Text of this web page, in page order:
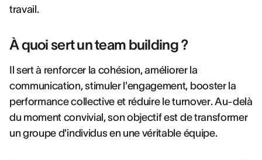
travail.
À quoi sert un team building ?
Il sert à renforcer la cohésion, améliorer la
communication, stimuler l'engagement, booster la
performance collective et réduire le turnover. Au-delà
du moment convivial, son objectif est de transformer
un groupe d'individus en une véritable équipe.